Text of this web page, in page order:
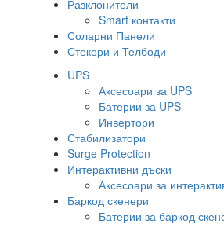
Разклонители
Smart контакти
Соларни Панели
Стекери и Телбоди
UPS
Аксесоари за UPS
Батерии за UPS
Инвертори
Стабилизатори
Surge Protection
Интерактивни дъски
Аксесоари за
Баркод скенери
Батерии за баркод